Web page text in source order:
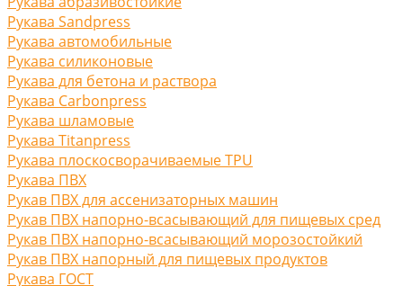
Рукава Sandpress
Рукава автомобильные
Рукава силиконовые
Рукава для бетона и раствора
Рукава Carbonpress
Рукава шламовые
Рукава Titanpress
Рукава плоскосворачиваемые TPU
Рукава ПВХ
Рукав ПВХ для ассенизаторных машин
Рукав ПВХ напорно-всасывающий для пищевых сред
Рукав ПВХ напорно-всасывающий морозостойкий
Рукав ПВХ напорный для пищевых продуктов
Рукава ГОСТ